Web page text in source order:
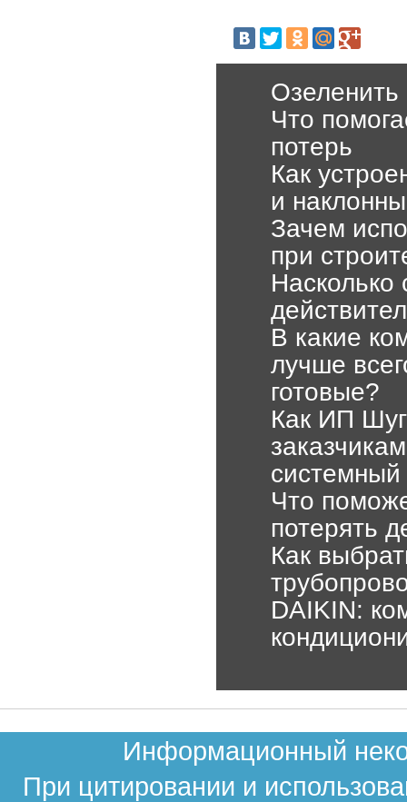
Что
потерь
Как
и
Зачем
при
Насколько
В какие
лучше
готовые?
Как ИП
системный
Что
потерять
Как
DAIKIN:
Информационный
При цитировании и